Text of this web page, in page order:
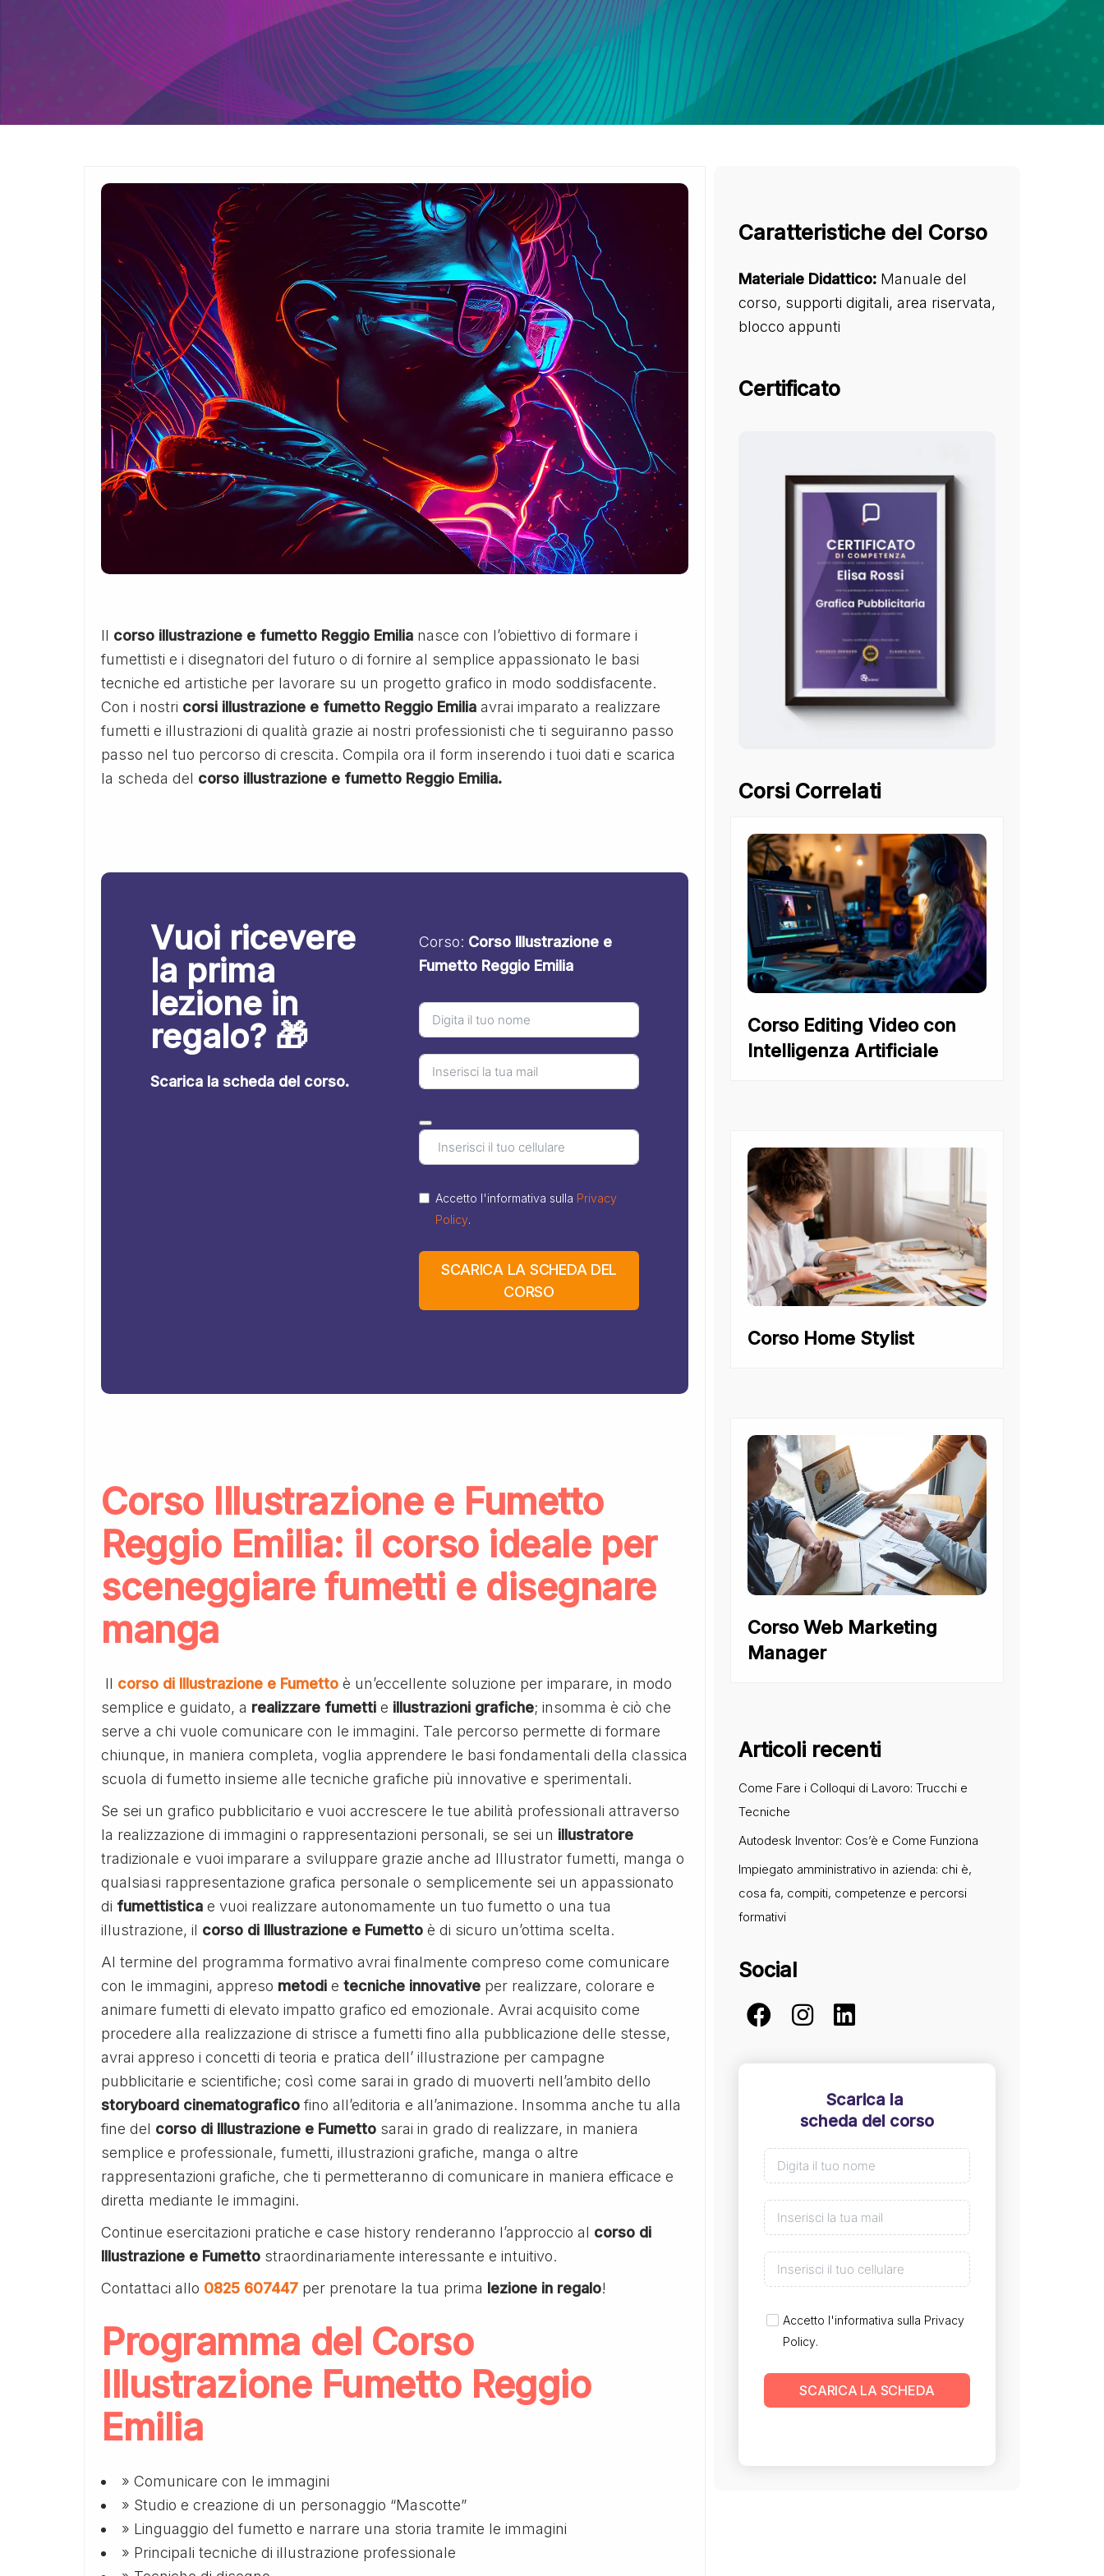
Il corso illustrazione e fumetto Reggio Emilia nasce con l’obiettivo di formare i
fumettisti e i disegnatori del futuro o di fornire al semplice appassionato le basi
tecniche ed artistiche per lavorare su un progetto grafico in modo soddisfacente.
Con i nostri corsi illustrazione e fumetto Reggio Emilia avrai imparato a realizzare
fumetti e illustrazioni di qualità grazie ai nostri professionisti che ti seguiranno passo
passo nel tuo percorso di crescita. Compila ora il form inserendo i tuoi dati e scarica
la scheda del corso illustrazione e fumetto Reggio Emilia.
Vuoi ricevere
la prima
lezione in
regalo? 🎁
Scarica la scheda del corso.
Corso: Corso Illustrazione e
Fumetto Reggio Emilia
Accetto l'informativa sulla Privacy
Policy.
SCARICA LA SCHEDA DEL
CORSO
Corso Illustrazione e Fumetto
Reggio Emilia: il corso ideale per
sceneggiare fumetti e disegnare
manga
Il corso di Illustrazione e Fumetto è un’eccellente soluzione per imparare, in modo
semplice e guidato, a realizzare fumetti e illustrazioni grafiche; insomma è ciò che
serve a chi vuole comunicare con le immagini. Tale percorso permette di formare
chiunque, in maniera completa, voglia apprendere le basi fondamentali della classica
scuola di fumetto insieme alle tecniche grafiche più innovative e sperimentali.
Se sei un grafico pubblicitario e vuoi accrescere le tue abilità professionali attraverso
la realizzazione di immagini o rappresentazioni personali, se sei un illustratore
tradizionale e vuoi imparare a sviluppare grazie anche ad Illustrator fumetti, manga o
qualsiasi rappresentazione grafica personale o semplicemente sei un appassionato
di fumettistica e vuoi realizzare autonomamente un tuo fumetto o una tua
illustrazione, il corso di Illustrazione e Fumetto è di sicuro un’ottima scelta.
Al termine del programma formativo avrai finalmente compreso come comunicare
con le immagini, appreso metodi e tecniche innovative per realizzare, colorare e
animare fumetti di elevato impatto grafico ed emozionale. Avrai acquisito come
procedere alla realizzazione di strisce a fumetti fino alla pubblicazione delle stesse,
avrai appreso i concetti di teoria e pratica dell’ illustrazione per campagne
pubblicitarie e scientifiche; così come sarai in grado di muoverti nell’ambito dello
storyboard cinematograficofino all’editoria e all’animazione. Insomma anche tu alla
fine del corso di Illustrazione e Fumetto sarai in grado di realizzare, in maniera
semplice e professionale, fumetti, illustrazioni grafiche, manga o altre
rappresentazioni grafiche, che ti permetteranno di comunicare in maniera efficace e
diretta mediante le immagini.
Continue esercitazioni pratiche e case history renderanno l’approccio al corso di
Illustrazione e Fumetto straordinariamente interessante e intuitivo.
Contattaci allo 0825 607447 per prenotare la tua prima lezione in regalo!
Programma del Corso
Illustrazione Fumetto Reggio
Emilia
» Comunicare con le immagini
» Studio e creazione di un personaggio “Mascotte”
» Linguaggio del fumetto e narrare una storia tramite le immagini
» Principali tecniche di illustrazione professionale
Caratteristiche del Corso
Materiale Didattico:Manuale del
corso, supporti digitali, area riservata,
blocco appunti
Certificato
Corsi Correlati
Corso Editing Video con
Intelligenza Artificiale
Corso Home Stylist
Corso Web Marketing
Manager
Articoli recenti
Come Fare i Colloqui di Lavoro: Trucchi e
Tecniche
Autodesk Inventor: Cos’è e Come Funziona
Impiegato amministrativo in azienda: chi è,
cosa fa, compiti, competenze e percorsi
formativi
Social
Scarica la
scheda del corso
Accetto l'informativa sulla Privacy
Policy.
SCARICA LA SCHEDA